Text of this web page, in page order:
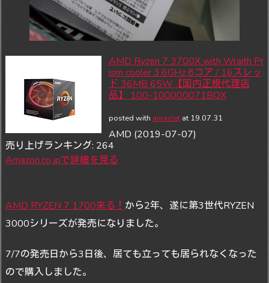
AMD Ryzen 7 3700X with Wraith Pr
ism cooler 3.6GHz 8コア / 16スレッ
ド 36MB 65W【国内正規代理店
品】 100-100000071BOX
posted with amazlet at 19.07.31
AMD (2019-07-07)
売り上げランキング: 264
Amazon.co.jpで詳細を見る
AMD RYZEN 7 1700来る！ から2年、遂に第3世代RYZEN
3000シリーズが発売になりました。
7/7の発売日から3日後、居ても立っても居られなくなった
ので購入しました。